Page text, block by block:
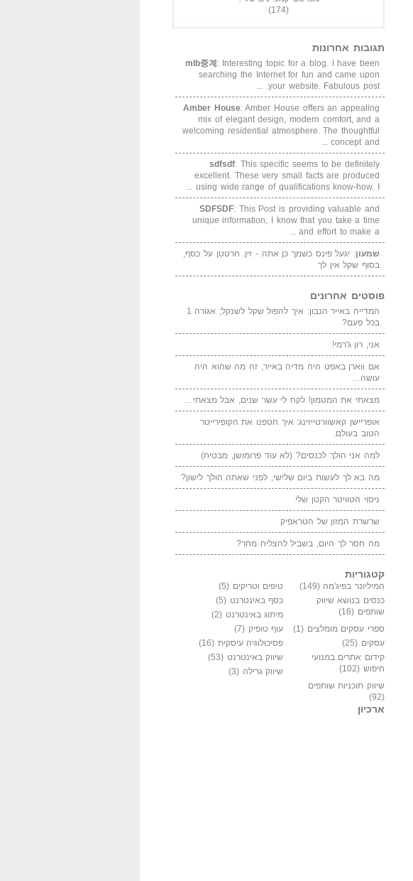
(174)
תגובות אחרונות
mlb중계 : Interesting topic for a blog. I have been
searching the Internet for fun and came upon
your website. Fabulous post. ...
Amber House: Amber House offers an appealing
mix of elegant design, modern comfort, and a
welcoming residential atmosphere. The thoughtful
concept and ...
sdfsdf: This specific seems to be definitely
excellent. These very small facts are produced
using wide range of qualifications know-how. I ...
SDFSDF: This Post is providing valuable and
unique information, I know that you take a time
and effort to make a ...
שמעון: יגעל פינס כשמך כן אתה - זין. חרטטן על כסף,
בסוף שקל אין לך
פוסטים אחרונים
המדייה באייר הנבון: איך להפול שקל לשנקל; אגורה 1
בכל פעם?
אני, רון ג'רמי!
אם ווארן באפט היה מדיה באייר, זה מה שהוא היה
עושה…
מצאתי את המטמון! לקח לי עשר שנים, אבל מצאתי…
אופריישן קאשוורטייזינג: איך חטפנו את הקופירייטר
הטוב בעולם.
למה אני הולך לכנסים? (לא עוד פרומושן, מבטיח)
מה בא לך לעשות ביום שלישי, לפני שאתה הולך לישון?
ניסוי הטוויטר הקטן שלי
שרשרת המזון של הטראפיק
מה חסר לך היום, בשביל להצליח מחר?
קטגוריות
המיליונר בפיג'מה (149) טיפים וטריקים (5)
כנסים בנושא שיווק
שותפים (16)
כסף באינטרנט (5)
מיתוג באינטרנט (2)
ספרי עסקים מומלצים (1) עוף טופיק (7)
עסקים (25) פסיכולוגיה עיסקית (16)
קידום אתרים במנועי
חיפוש (102)
שיווק באינטרנט (53)
שיווק גרילה (3)
שיווק תוכניות שותפים
(92)
ארכיון